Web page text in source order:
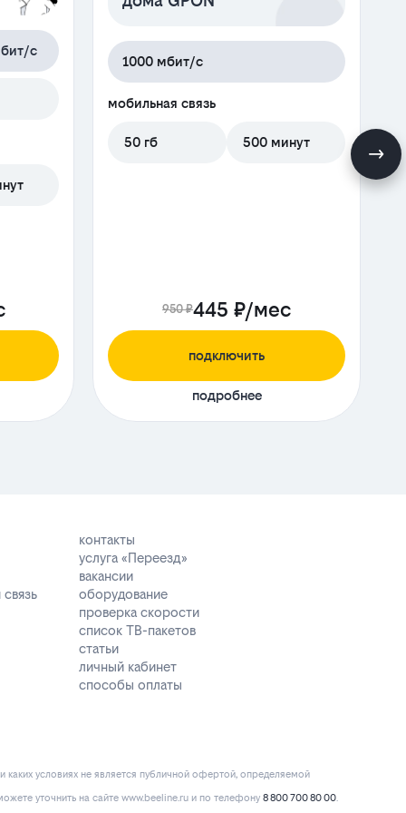
с
1000 мбит/с
мобильная связь
50 гб 500 минут
950 ₽445 ₽/мес
подключить
подробнее
контакты
услуга «Переезд»
вакансии
оборудование
проверка скорости
список ТВ-пакетов
статьи
личный кабинет
способы оплаты
условиях не является публичной офертой, определяемой
уточнить на сайте www.beeline.ru и по телефону 8 800 700 80 00.